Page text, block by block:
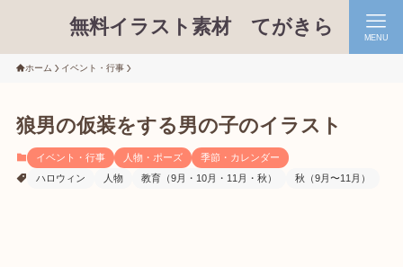
無料イラスト素材 てがきら MENU
ホーム イベント・行事
狼男の仮装をする男の子のイラスト
イベント・行事 人物・ポーズ
季節・カレンダー
ハロウィン
人物 教育（9月・10月・11月・秋） 秋（9月〜11月）